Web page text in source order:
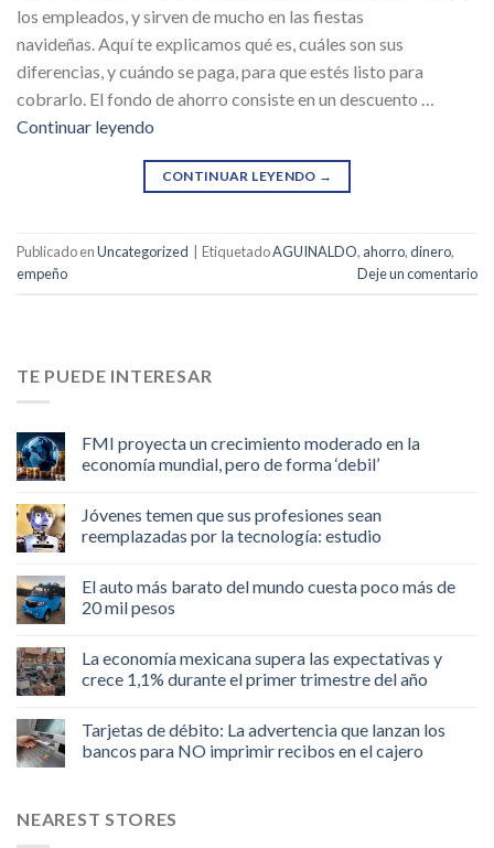
los empleados, y sirven de mucho en las fiestas
navideñas. Aquí te explicamos qué es, cuáles son sus
diferencias, y cuándo se paga, para que estés listo para
cobrarlo. El fondo de ahorro consiste en un descuento …
Continuar leyendo
CONTINUAR LEYENDO →
Publicado enUncategorized EtiquetadoAGUINALDO, ahorro,dinero,
empeño
Deje un comentario
TE PUEDE INTERESAR
FMI proyecta un crecimiento moderado en la
economía mundial, pero de forma ‘debil’
Jóvenes temen que sus profesiones sean
reemplazadas por la tecnología: estudio
El auto más barato del mundo cuesta poco más de
20 mil pesos
La economía mexicana supera las expectativas y
crece 1,1% durante el primer trimestre del año
Tarjetas de débito: La advertencia que lanzan los
bancos para NO imprimir recibos en el cajero
NEAREST STORES